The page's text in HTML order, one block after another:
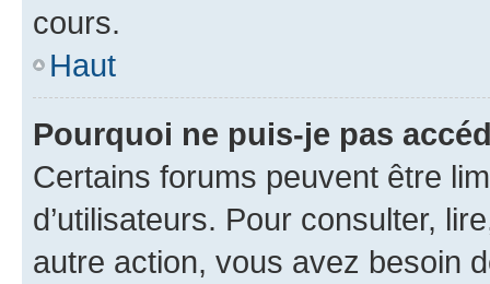
cours.
Haut
Pourquoi ne puis-je pas
Certains forums peuvent être
d’utilisateurs. Pour consulter,
autre action, vous avez besoin